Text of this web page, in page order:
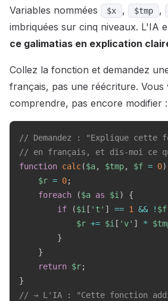
Variables nommées
$x , $tmp ,
imbriquées sur cinq niveaux. L'IA
ce galimatias en explication
Collez la fonction et demandez
français, pas une réécriture. Vous
comprendre, pas encore modifier :
// Demandez : "Explique
// en français, et dis-moi ce
function calc($a, $tmp, $f = 0)
$r = 0;
foreach
($a as $i )
{
if
($i [ 't' ] == 1 && ! $f
$r += $i [ 'v' ] *
}
}
return $r;
}
// → L'IA : "Cette fonction